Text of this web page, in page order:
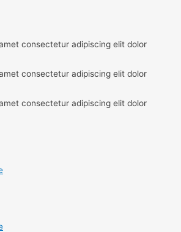
consectetur adipiscing elit dolor
consectetur adipiscing elit dolor
consectetur adipiscing elit dolor